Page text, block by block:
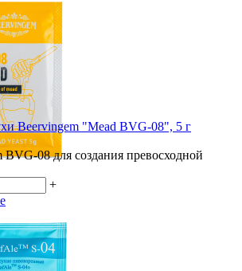
Beervingem "Mead BVG-08", 5 г
08 для создания превосходной
+